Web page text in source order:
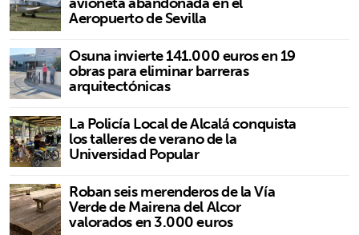
Aeropuerto de Sevilla
Osuna invierte 141.000 euros en 19
obras para eliminar barreras
arquitectónicas
La Policía Local de Alcalá conquista
los talleres de verano de la
Universidad Popular
Roban seis merenderos de la Vía
Verde de Mairena del Alcor
valorados en 3.000 euros